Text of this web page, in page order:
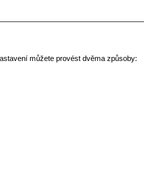
můžete provést dvěma způsoby: